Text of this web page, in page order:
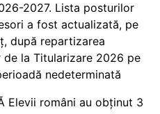
2027. Lista posturilor
a fost actualizată, pe
după repartizarea
la Titularizare 2026 pe
nedeterminată
Elevii români au obținut 3